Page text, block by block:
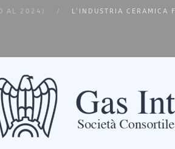
AL 2024)
L’INDUSTRIA CERAMICA